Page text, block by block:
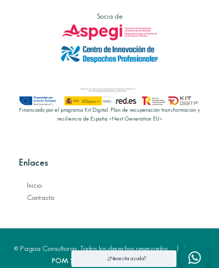
Socia de
Financiado por el programa Kit Digital. Plan de recuperación transformación y
resiliencia de España «Next Generation EU»
Enlaces
Inicio
Contacto
© Pagoa Consultoras. Todos los derechos reservados. | Diseño:
POM Standard
. Powered byPomatio
¿Necesita ayuda?